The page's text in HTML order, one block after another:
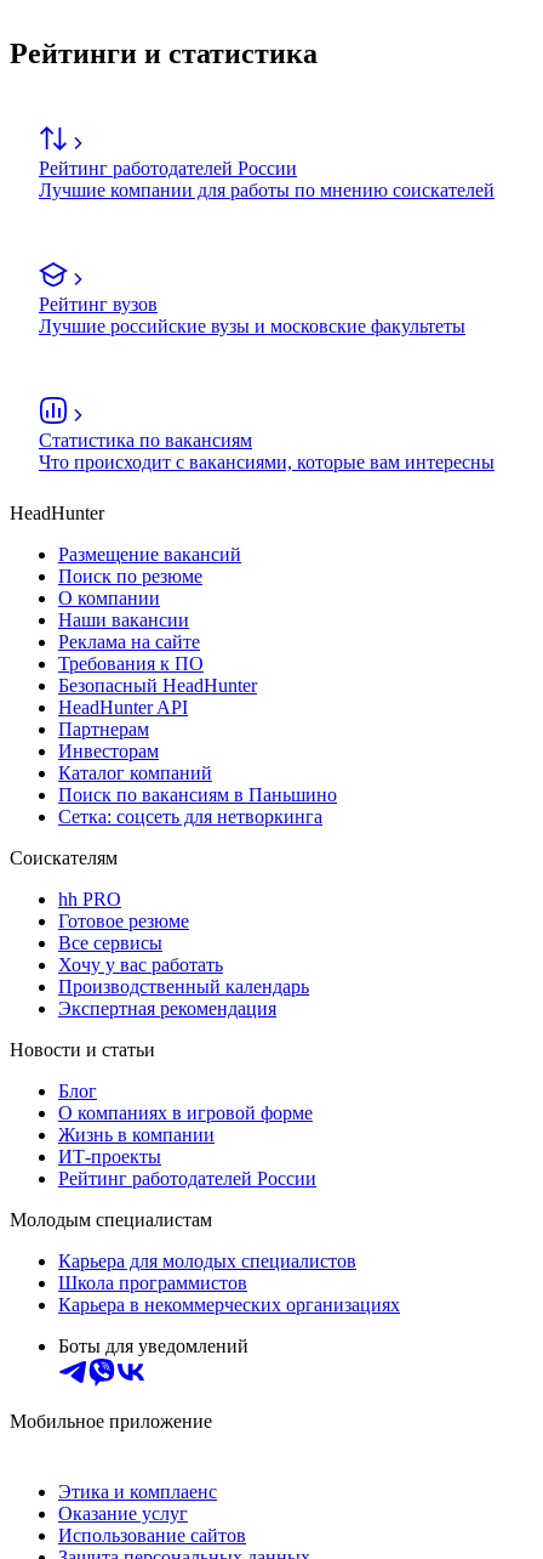
Рейтинги и статистика
Рейтинг работодателей России
Лучшие компании для работы по мнению соискателей
Рейтинг вузов
Лучшие российские вузы и московские факультеты
Статистика по вакансиям
Что происходит с вакансиями, которые вам интересны
HeadHunter
Размещение вакансий
Поиск по резюме
О компании
Наши вакансии
Реклама на сайте
Требования к ПО
Безопасный HeadHunter
HeadHunter API
Партнерам
Инвесторам
Каталог компаний
Поиск по вакансиям в Паньшино
Сетка: соцсеть для нетворкинга
Соискателям
hh PRO
Готовое резюме
Все сервисы
Хочу у вас работать
Производственный календарь
Экспертная рекомендация
Новости и статьи
Блог
О компаниях в игровой форме
Жизнь в компании
ИТ-проекты
Рейтинг работодателей России
Молодым специалистам
Карьера для молодых специалистов
Школа программистов
Карьера в некоммерческих организациях
Боты для уведомлений
Мобильное приложение
Этика и комплаенс
Оказание услуг
Использование сайтов